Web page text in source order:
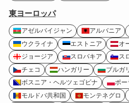
東ヨーロッパ
アゼルバイジャン アルバニア
ウクライナ
エストニア オ
ジョージア
スロバキア ス
チェコ
ハンガリー ブルガ
ボスニア・ヘルツェゴビナ
ポー
モルドバ共和国
モンテネグロ